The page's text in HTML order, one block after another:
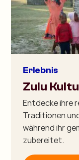
Erlebnis
Zulu
Entdecke ihre
Traditionen
während ihr
zubereitet.